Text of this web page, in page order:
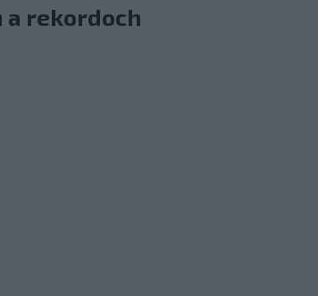
a rekordoch